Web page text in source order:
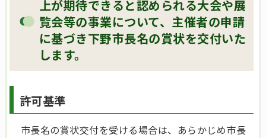
上が期待できると認められる大会や展
覧会等の事業について、主催者の申請
に基づき下野市長名の賞状を交付いた
します。
許可基準
市長名の賞状交付を受ける場合は、あらかじめ市長